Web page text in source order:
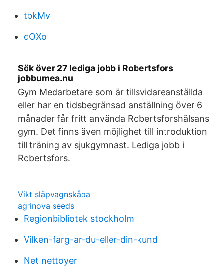
tbkMv
dOXo
Sök över 27 lediga jobb i Robertsfors
jobbumea.nu
Gym Medarbetare som är tillsvidareanställda
eller har en tidsbegränsad anställning över 6
månader får fritt använda Robertsforshälsans
gym. Det finns även möjlighet till introduktion
till träning av sjukgymnast. Lediga jobb i
Robertsfors.
Vikt släpvagnskåpa
agrinova seeds
Regionbibliotek stockholm
Vilken-farg-ar-du-eller-din-kund
Net nettoyer